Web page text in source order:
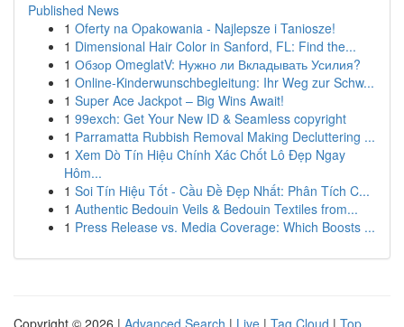
Published News
1 Oferty na Opakowania - Najlepsze i Taniosze!
1 Dimensional Hair Color in Sanford, FL: Find the...
1 Обзор OmeglatV: Нужно ли Вкладывать Усилия?
1 Online-Kinderwunschbegleitung: Ihr Weg zur Schw...
1 Super Ace Jackpot – Big Wins Await!
1 99exch: Get Your New ID & Seamless copyright
1 Parramatta Rubbish Removal Making Decluttering ...
1 Xem Dò Tín Hiệu Chính Xác Chốt Lô Đẹp Ngay
Hôm...
1 Soi Tín Hiệu Tốt - Cầu Đề Đẹp Nhất: Phân Tích C...
1 Authentic Bedouin Veils & Bedouin Textiles from...
1 Press Release vs. Media Coverage: Which Boosts ...
Copyright © 2026 | Advanced Search | Live | Tag Cloud | Top